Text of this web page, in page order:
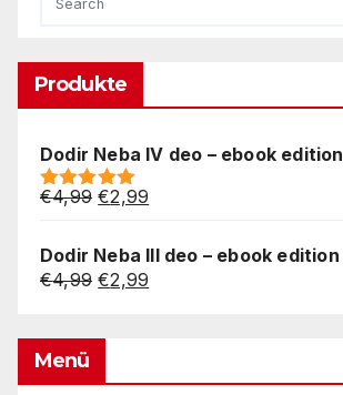
Produkte
Dodir Neba IV deo – ebook edition
Rated5.00
€4,99 Original
was:
€4,99.
€2,99
is:
€2,99.
Dodir Neba III deo – ebook edition
€4,99 Original
€2,99
Menü